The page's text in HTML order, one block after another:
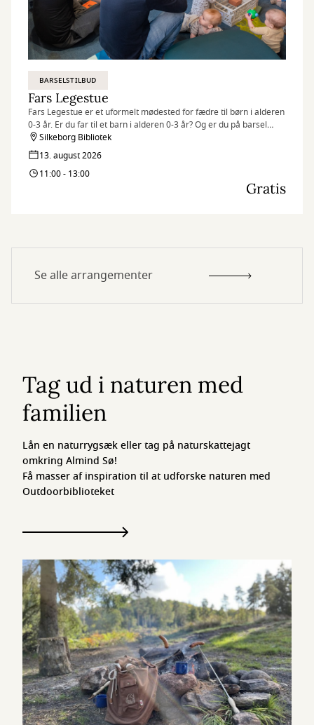
BARSELSTILBUD
Fars Legestue
Fars Legestue er et uformelt mødested for fædre til børn i alderen
0-3 år. Er du far til et barn i alderen 0-3 år? Og er du på barsel
eller orlov og bor i Silkeborg Kommune?
Så kom og vær med til Fars Legestue!
Silkeborg Bibliotek
13. august 2026
11:00 - 13:00
Gratis
Se alle arrangementer
Tag ud i naturen med
familien
Lån en naturrygsæk eller tag på naturskattejagt
omkring Almind Sø!
Få masser af inspiration til at udforske naturen med
Outdoorbiblioteket